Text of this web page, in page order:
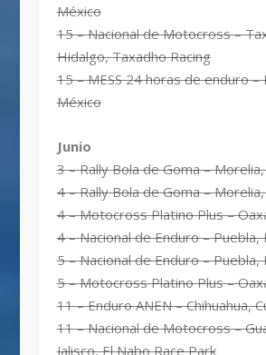
México
15 – Nacional de Motocross –
Hidalgo, Taxadho Racing
15 – MESS 24 horas de enduro –
México
Junio
3 – Rally Bola de Goma – Morelia,
4 – Rally Bola de Goma – Morelia,
4 – Motocross Platino Plus –
4 – Nacional de Enduro – Puebla,
5 – Nacional de Enduro – Puebla,
5 – Motocross Platino Plus –
11 – Enduro ANEN – Chihuahua,
11 – Nacional de Motocross –
Jalisco, El Nabo Race Park